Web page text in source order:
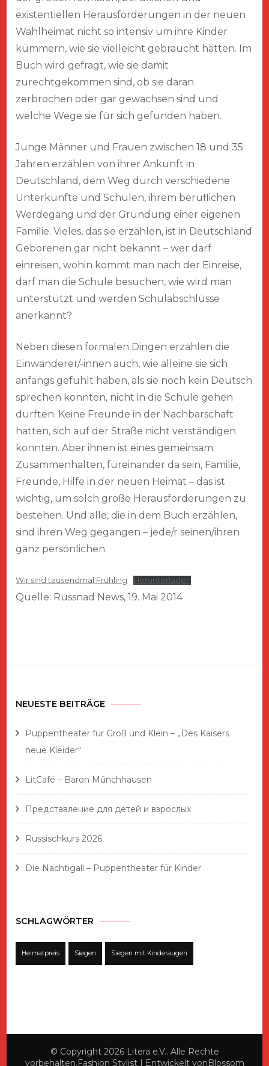
existentiellen Herausforderungen in der neuen
Wahlheimat nicht so intensiv um ihre Kinder
kümmern, wie sie vielleicht gebraucht hätten. Im
Buch wird gefragt, wie sie damit
zurechtgekommen sind, ob sie daran
zerbrochen oder gar gewachsen sind und
welche Wege sie für sich gefunden haben.
Junge Männer und Frauen zwischen 18 und 35
Jahren erzählen von ihrer Ankunft in
Deutschland, dem Weg durch verschiedene
Unterkünfte und Schulen, ihrem beruflichen
Werdegang und der Gründung einer eigenen
Familie. Vieles, das sie erzählen, ist in Deutschland
Geborenen gar nicht bekannt – wer darf
einreisen, wohin kommt man nach der Einreise,
darf man die Schule besuchen, wie wird man
unterstützt und werden Schulabschlüsse
anerkannt?
Neben diesen formalen Dingen erzählen die
Einwanderer/-innen auch, wie alleine sie sich
anfangs gefühlt haben, als sie noch kein Deutsch
sprechen konnten, nicht in die Schule gehen
durften. Keine Freunde in der Nachbarschaft
hatten, sich auf der Straße nicht verständigen
konnten. Aber ihnen ist eines gemeinsam:
Zusammenhalten, füreinander da sein, Familie,
Freunde, Hilfe in der neuen Heimat – das ist
wichtig, um solch große Herausforderungen zu
bestehen. Und alle, die in dem Buch erzählen,
sind ihren Weg gegangen – jede/r seinen/ihren
ganz persönlichen.
Wir sind tausendmal Frühling Herunterladen
Quelle: Russnad News, 19. Mai 2014
NEUESTE BEITRÄGE
Puppentheater für Groß und Klein – „Des Kaisers
neue Kleider“
LitCafé – Baron Münchhausen
Представление для детей и взрослых
Russischkurs 2026
Die Nachtigall – Puppentheater für Kinder
SCHLAGWÖRTER
Heimatpreis Siegen Siegen mit Kinderaugen
© Copyright 2026 Litera e.V.. Alle Rechte
vorbehalten.Fashion Stylist | Entwickelt vonBlossom